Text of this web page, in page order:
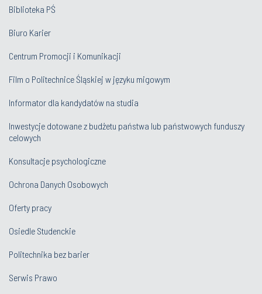
Biblioteka PŚ
Biuro Karier
Centrum Promocji i Komunikacji
Film o Politechnice Śląskiej w języku migowym
Informator dla kandydatów na studia
Inwestycje dotowane z budżetu państwa lub państwowych funduszy
celowych
Konsultacje psychologiczne
Ochrona Danych Osobowych
Oferty pracy
Osiedle Studenckie
Politechnika bez barier
Serwis Prawo